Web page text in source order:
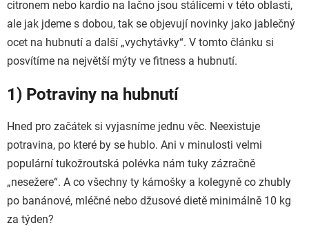
citronem nebo kardio na lačno jsou stálicemi v této oblasti,
ale jak jdeme s dobou, tak se objevují novinky jako jablečný
ocet na hubnutí a další „vychytávky“. V tomto článku si
posvítíme na největší mýty ve fitness a hubnutí.
1) Potraviny na hubnutí
Hned pro začátek si vyjasníme jednu věc. Neexistuje
potravina, po které by se hublo. Ani v minulosti velmi
populární tukožroutská polévka nám tuky zázračně
„nesežere“. A co všechny ty kámošky a kolegyně co zhubly
po banánové, mléčné nebo džusové dietě minimálně 10 kg
za týden?